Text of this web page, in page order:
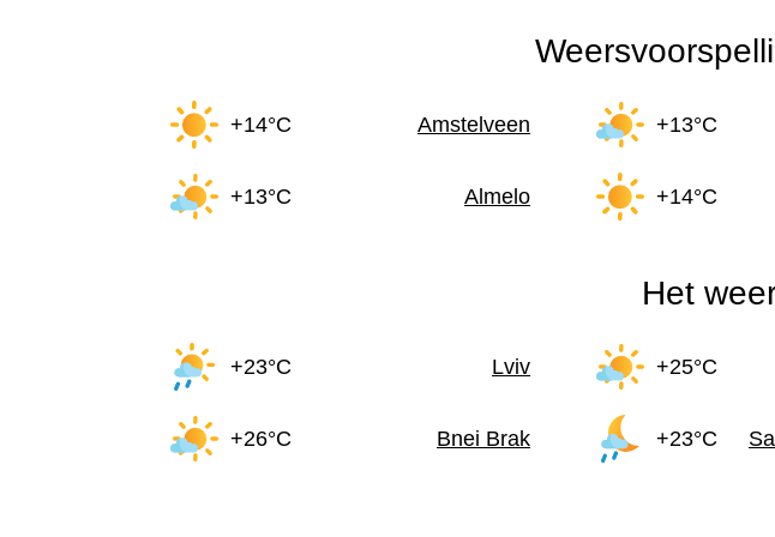
+14°C Amstelveen +13°C
+13°C Almelo +14°C
Het
+23°C Lviv +25°C
+26°C Bnei Brak +23°C